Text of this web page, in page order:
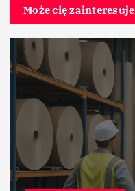
Może cię zainteresuje